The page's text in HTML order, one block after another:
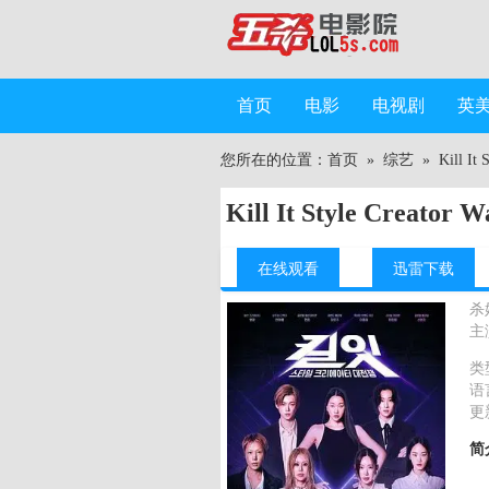
首页 电影 电视剧 英
您所在的位置： 首页 » 综艺 » Kill It
Kill It Style Creator
在线观看 迅雷下载
杀
主
类
语
更
简